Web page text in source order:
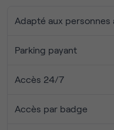
De nombreux
visiter notre Centre
Adapté aux personnes
Parking payant
Accès 24/7
Accès par badge